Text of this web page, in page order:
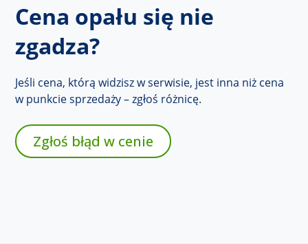
Cena opału się nie
zgadza?
Jeśli cena, którą widzisz w serwisie, jest inna niż cena
w punkcie sprzedaży – zgłoś różnicę.
Zgłoś błąd w cenie